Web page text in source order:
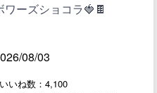
ーズショコラ🍓🍫
08/03
いいね数：4,100